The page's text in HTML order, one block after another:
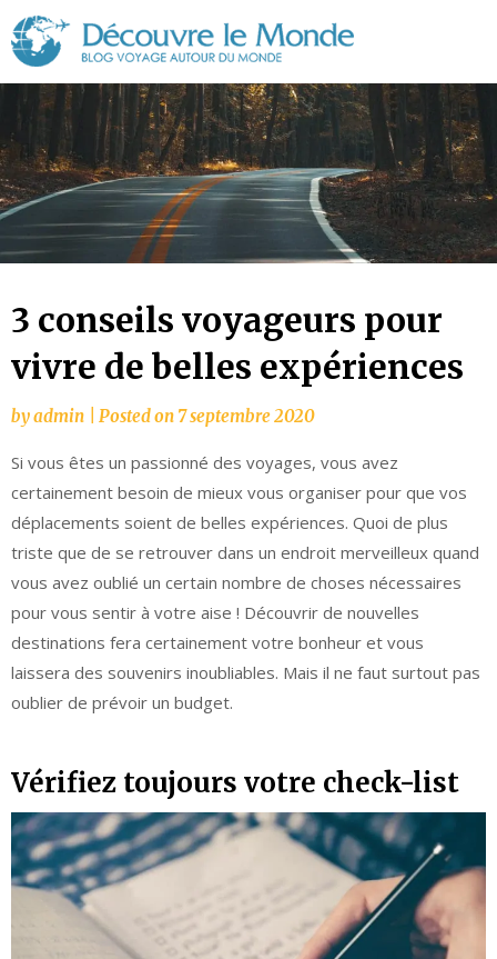
Monde
3 conseils voyageurs pour
vivre de belles expériences
byadmin Posted on 7 septembre 2020
Si vous êtes un passionné des voyages, vous avez
certainement besoin de mieux vous organiser pour que vos
déplacements soient de belles expériences. Quoi de plus
triste que de se retrouver dans un endroit merveilleux quand
vous avez oublié un certain nombre de choses nécessaires
pour vous sentir à votre aise ! Découvrir de nouvelles
destinations fera certainement votre bonheur et vous
laissera des souvenirs inoubliables. Mais il ne faut surtout pas
oublier de prévoir un budget.
Vérifiez toujours votre check-list